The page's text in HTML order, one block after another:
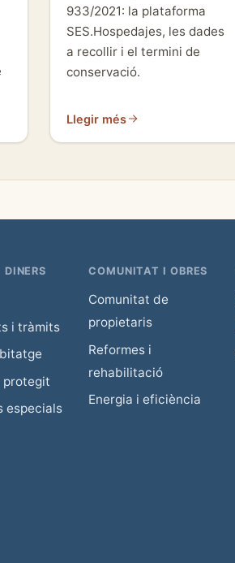
933/2021: la plataforma
SES.Hospedajes, les dades
a recollir i el termini de
conservació.
Llegir més
i tràmits
protegit
especials
COMUNITAT I OBRES
Comunitat de
propietaris
Reformes i
rehabilitació
Energia i eficiència